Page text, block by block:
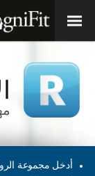
أدخل مجموعة